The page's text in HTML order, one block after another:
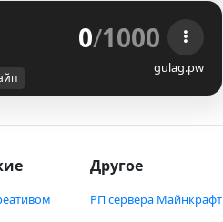
0/1000
gulag.pw
Другое
РП сервера Майнкрафт